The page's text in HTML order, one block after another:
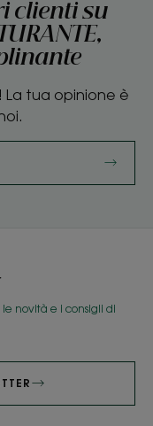
clienti su
La tua opinione è
le novità e i consigli di